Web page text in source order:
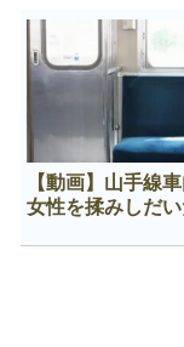
【動画】山手線
女性を揉みしだ